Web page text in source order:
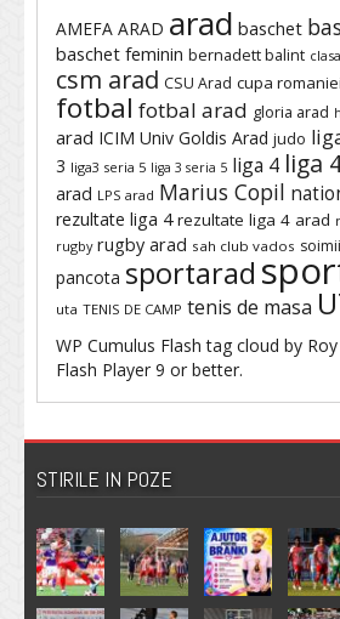
AMEFA ARAD arad baschet
baschet feminin bernadett balint
csm arad CSU Arad cupa romaniei
fotbal fotbal arad gloria arad
arad ICIM Univ Goldis Arad judo
3 liga3 seria 5 liga 3 seria 5 liga 4 liga
arad LPS arad Marius Copil
rezultate liga 4 rezultate liga 4 arad
rugby rugby arad sah club vados
pancota sportarad
uta TENIS DE CAMP tenis de masa
WP Cumulus Flash tag cloud by
Flash Player 9 or better.
STIRILE IN POZE